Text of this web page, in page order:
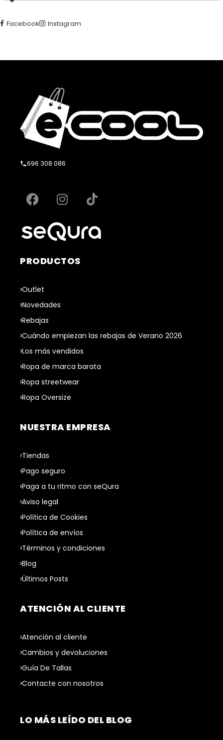
Facebook Instagram
696 308 086
PRODUCTOS
Outlet
Novedades
Rebajas
Cuándo empiezan las rebajas de Verano 2026
Los más vendidos
Ropa de marca barata
Ropa streetwear
Ropa Oversize
NUESTRA EMPRESA
Tiendas
Pago seguro
Paga a tu ritmo con seQura
Aviso legal
Política de Cookies
Política de envíos
Términos y condiciones
Blog
Últimos Posts
ATENCIÓN AL CLIENTE
Atención al cliente
Cambios y devoluciones
Guía De Tallas
Contacte con nosotros
LO MÁS LEÍDO DEL BLOG